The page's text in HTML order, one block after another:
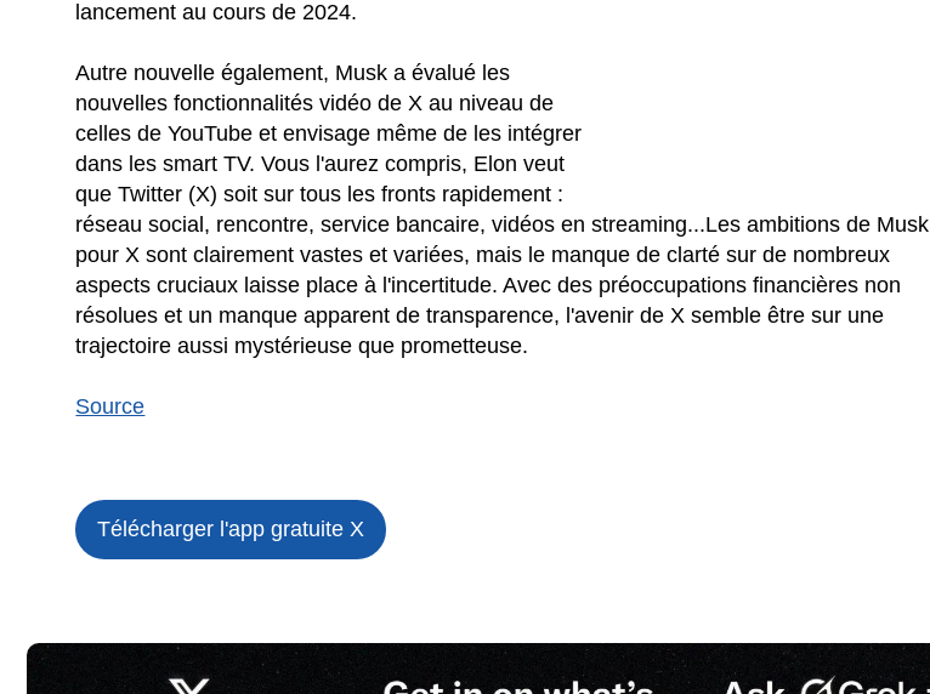
lancement au cours de 2024.
Autre nouvelle également, Musk a évalué les
nouvelles fonctionnalités vidéo de X au niveau de
celles de YouTube et envisage même de les intégrer
dans les smart TV. Vous l'aurez compris, Elon veut
que Twitter (X) soit sur tous les fronts rapidement :
réseau social, rencontre, service bancaire, vidéos en streaming...Les ambitions de Musk
pour X sont clairement vastes et variées, mais le manque de clarté sur de nombreux
aspects cruciaux laisse place à l'incertitude. Avec des préoccupations financières non
résolues et un manque apparent de transparence, l'avenir de X semble être sur une
trajectoire aussi mystérieuse que prometteuse.
Source
Télécharger l'app gratuiteX